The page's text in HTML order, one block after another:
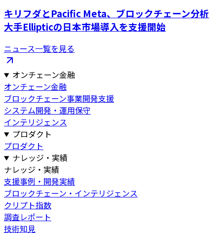
キリフダとPacific Meta、ブロックチェーン分析
大手Ellipticの日本市場導入を支援開始
ニュース一覧を見る
オンチェーン金融
オンチェーン金融
ブロックチェーン事業開発支援
システム開発・運用保守
インテリジェンス
プロダクト
プロダクト
ナレッジ・実績
ナレッジ・実績
支援事例・開発実績
ブロックチェーン・インテリジェンス
クリプト指数
調査レポート
技術知見